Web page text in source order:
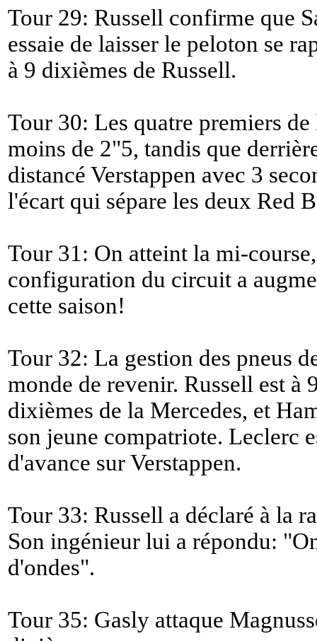
Tour 29: Russell confirme que
essaie de laisser le peloton se
à 9 dixièmes de Russell.
Tour 30: Les quatre premiers
moins de 2"5, tandis que
distancé Verstappen avec 3
l'écart qui sépare les deux Red
Tour 31: On atteint la mi-
configuration du circuit a
cette saison!
Tour 32: La gestion des pneus
monde de revenir. Russell est à
dixièmes de la Mercedes, et
son jeune compatriote. Leclerc
d'avance sur Verstappen.
Tour 33: Russell a déclaré à la
Son ingénieur lui a répondu: "
d'ondes".
Tour 35: Gasly attaque